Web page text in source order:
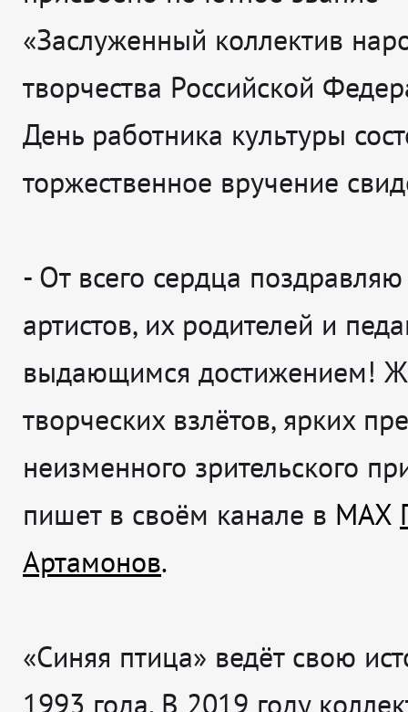
«Заслуженный коллектив
творчества Российской
День работника культуры
торжественное вручение
- От всего сердца
артистов, их родителей и
выдающимся достижением!
творческих взлётов, ярких
неизменного зрительского
пишет в своём канале в MAX
Артамонов.
«Синяя птица» ведёт свою
1993 года. В 2019 году